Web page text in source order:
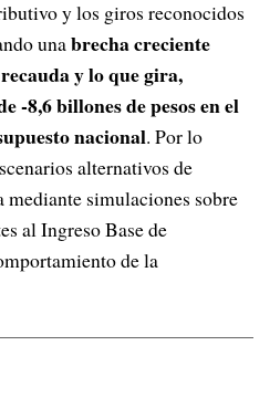
y los giros reconocidos
unabrecha creciente
y lo que gira,
-8,6 billones de pesos en el
nacional. Por lo
alternativos de
simulaciones sobre
al Ingreso Base de
de la